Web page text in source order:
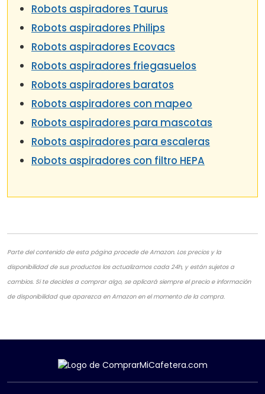
Robots aspiradores Taurus
Robots aspiradores Philips
Robots aspiradores Ecovacs
Robots aspiradores friegasuelos
Robots aspiradores baratos
Robots aspiradores con mapeo
Robots aspiradores para mascotas
Robots aspiradores para escaleras
Robots aspiradores con filtro HEPA
Parte del contenido de esta página procede de Amazon. Los precios y la
disponibilidad de sus productos los actualizamos cada 24h, y están sujetos a
cambios. Si te decides a comprar algo, se aplicará siempre el precio e información
de disponibilidad que aparezca en Amazon en el momento de la compra.